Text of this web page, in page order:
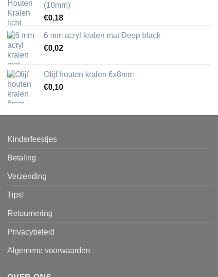
(10mm)
€0,18
6 mm acryl kralen mat Deep black
€0,02
Olijf houten kralen 6x8mm
€0,10
Kinderfeestjes
Betaling
Verzending
Tips!
Retournering
Privacybeleid
Algemene voorwaarden